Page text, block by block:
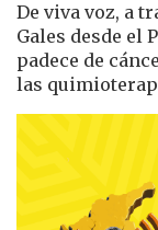
De viva voz, a
Gales desde el
padece de
las